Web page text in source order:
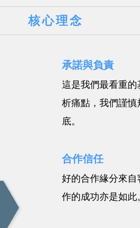
核心理念
承諾與負責
這是我們最看重的
析痛點，我們謹慎
底。
合作信任
好的合作緣分來
作的成功亦是如此